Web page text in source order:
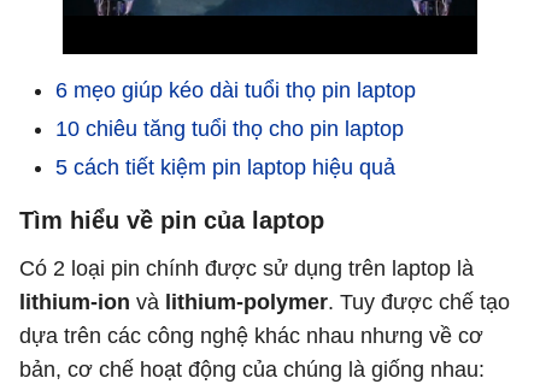
6 mẹo giúp kéo dài tuổi thọ pin laptop
10 chiêu tăng tuổi thọ cho pin laptop
5 cách tiết kiệm pin laptop hiệu quả
Tìm hiểu về pin của laptop
Có 2 loại pin chính được sử dụng trên laptop là
lithium-ion và lithium-polymer. Tuy được chế tạo
dựa trên các công nghệ khác nhau nhưng về cơ
bản, cơ chế hoạt động của chúng là giống nhau: